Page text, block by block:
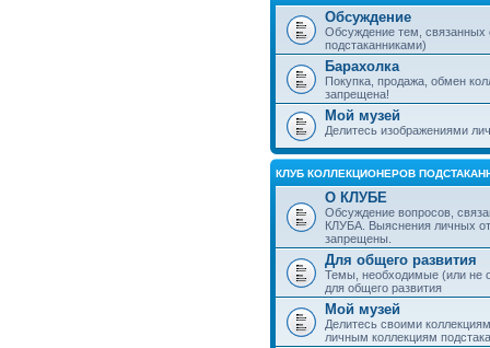
Обсуждение
Обсуждение тем,
подстаканниками)
Барахолка
Покупка, продажа, обмен
запрещена!
Мой музей
Делитесь изображениями
КЛУБ КОЛЛЕКЦИОНЕРОВ
О КЛУБЕ
Обсуждение вопросов,
КЛУБА. Выяснения личных
запрещены.
Для общего развития
Темы, необходимые (или не
для общего развития
Мой музей
Делитесь своими
личным коллекциям